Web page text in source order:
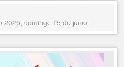
2025, domingo 15 de junio